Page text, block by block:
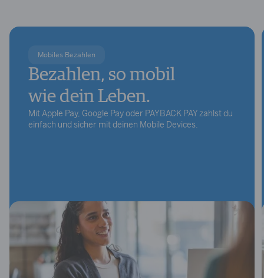
Mobiles Bezahlen
Bezahlen, so mobil
wie dein Leben.
Mit Apple Pay, Google Pay oder PAYBACK PAY zahlst du
einfach und sicher mit deinen Mobile Devices.